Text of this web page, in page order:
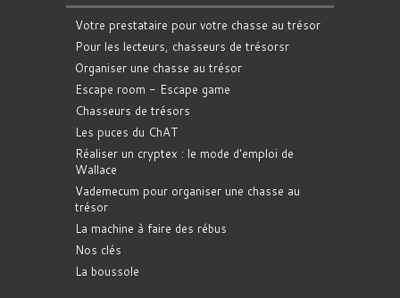
Votre prestataire pour votre chasse au trésor
Pour les lecteurs, chasseurs de trésorsr
Organiser une chasse au trésor
Escape room - Escape game
Chasseurs de trésors
Les puces du ChAT
Réaliser un cryptex : le mode d'emploi de
Wallace
Vademecum pour organiser une chasse au
trésor
La machine à faire des rébus
Nos clés
La boussole